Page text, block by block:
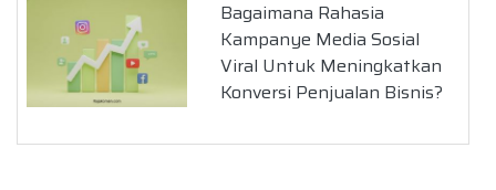
Bagaimana Rahasia
Kampanye Media Sosial
Viral Untuk Meningkatkan
Konversi Penjualan Bisnis?